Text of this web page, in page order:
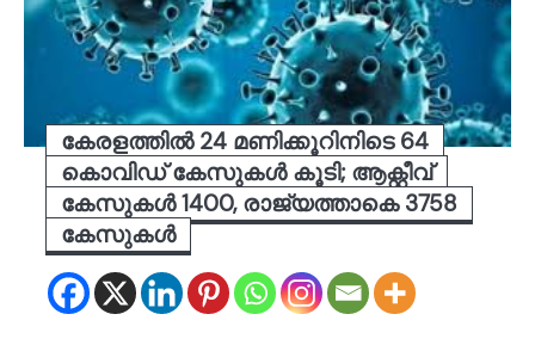
കേരളത്തിൽ 24 മണിക്കൂറിനിടെ 64
കൊവിഡ് കേസുകൾ കൂടി; ആക്റ്റീവ്
കേസുകൾ 1400, രാജ്യത്താകെ 3758
കേസുകൾ